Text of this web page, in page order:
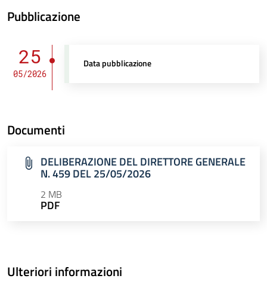
Pubblicazione
25
05/2026
Data pubblicazione
Documenti
DELIBERAZIONE DEL DIRETTORE GENERALE
N. 459 DEL 25/05/2026
2 MB
PDF
Ulteriori informazioni